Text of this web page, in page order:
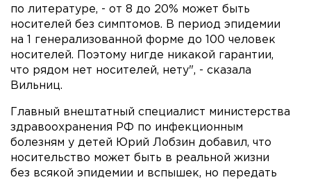
по литературе, - от 8 до 20% может быть
носителей без симптомов. В период эпидемии
на 1 генерализованной форме до 100 человек
носителей. Поэтому нигде никакой гарантии,
что рядом нет носителей, нету", - сказала
Вильниц.
Главный внештатный специалист министерства
здравоохранения РФ по инфекционным
болезням у детей Юрий Лобзин добавил, что
носительство может быть в реальной жизни
без всякой эпидемии и вспышек, но передать